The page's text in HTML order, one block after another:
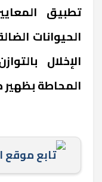
تطبيق
الحيوانات
الإخلال
المحاطة
تابع